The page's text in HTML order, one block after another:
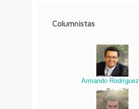
Columnistas
Armando Rodríguez